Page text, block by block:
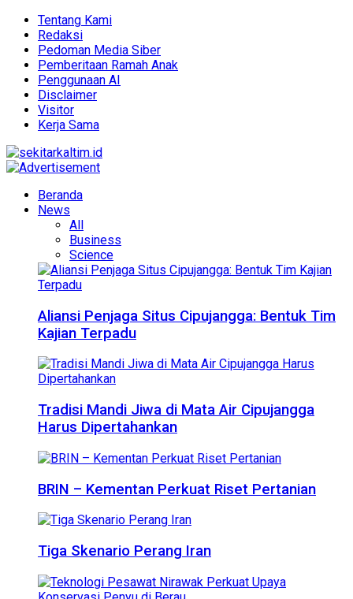
Tentang Kami
Redaksi
Pedoman Media Siber
Pemberitaan Ramah Anak
Penggunaan AI
Disclaimer
Visitor
Kerja Sama
Beranda
News
All
Business
Science
Aliansi Penjaga Situs Cipujangga: Bentuk Tim
Kajian Terpadu
Tradisi Mandi Jiwa di Mata Air Cipujangga
Harus Dipertahankan
BRIN – Kementan Perkuat Riset Pertanian
Tiga Skenario Perang Iran